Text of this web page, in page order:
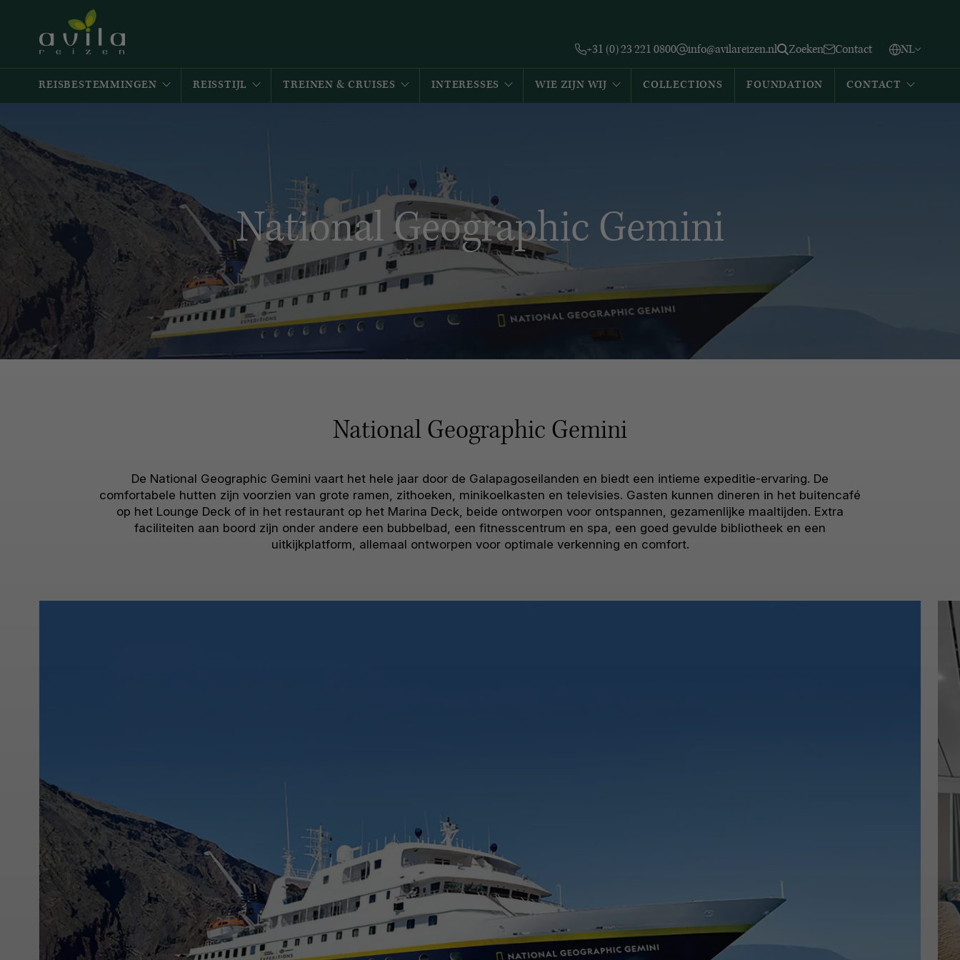
+31 (0) 23 221 0800 info@avilareizen.nl Zoeken Contact NL
Español
REISBESTEMMINGEN REISSTIJL TREINEN & CRUISES INTERESSES WIE ZIJN WIJ COLLECTIONS FOUNDATION CONTACT
National Geographic Gemini
National Geographic Gemini
De National Geographic Gemini vaart het hele jaar door de Galapagoseilanden en biedt een intieme expeditie-ervaring. De
comfortabele hutten zijn voorzien van grote ramen, zithoeken, minikoelkasten en televisies. Gasten kunnen dineren in het buitencafé
op het Lounge Deck of in het restaurant op het Marina Deck, beide ontworpen voor ontspannen, gezamenlijke maaltijden. Extra
faciliteiten aan boord zijn onder andere een bubbelbad, een fitnesscentrum en spa, een goed gevulde bibliotheek en een
uitkijkplatform, allemaal ontworpen voor optimale verkenning en comfort.